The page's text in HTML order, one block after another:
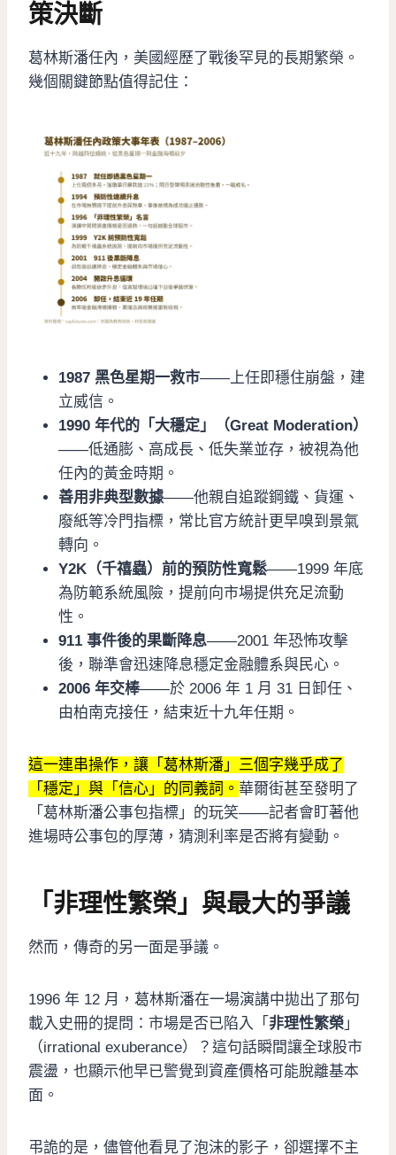
策決斷
葛林斯潘任內，美國經歷了戰後罕見的長期繁榮。
幾個關鍵節點值得記住：
1987 黑色星期一救市——上任即穩住崩盤，建
立威信。
1990 年代的「大穩定」（Great Moderation）
——低通膨、高成長、低失業並存，被視為他
任內的黃金時期。
善用非典型數據——他親自追蹤鋼鐵、貨運、
廢紙等冷門指標，常比官方統計更早嗅到景氣
轉向。
Y2K（千禧蟲）前的預防性寬鬆——1999 年底
為防範系統風險，提前向市場提供充足流動
性。
911 事件後的果斷降息——2001 年恐怖攻擊
後，聯準會迅速降息穩定金融體系與民心。
2006 年交棒——於 2006 年 1 月 31 日卸任、
由柏南克接任，結束近十九年任期。
這一連串操作，讓「葛林斯潘」三個字幾乎成了
「穩定」與「信心」的同義詞。 華爾街甚至發明了
「葛林斯潘公事包指標」的玩笑——記者會盯著他
進場時公事包的厚薄，猜測利率是否將有變動。
「非理性繁榮」與最大的爭議
然而，傳奇的另一面是爭議。
1996 年 12 月，葛林斯潘在一場演講中拋出了那句
載入史冊的提問：市場是否已陷入「 非理性繁榮 」
（irrational exuberance）？這句話瞬間讓全球股市
震盪，也顯示他早已警覺到資產價格可能脫離基本
面。
弔詭的是，儘管他看見了泡沫的影子，卻選擇不主